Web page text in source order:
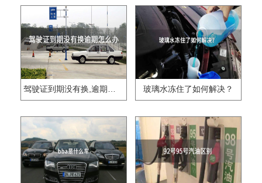
驾驶证到期没有换,逾期怎么办?? 玻璃水冻住了如何解决？